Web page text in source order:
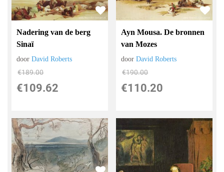
Nadering van de berg
Sinaï
doorDavid Roberts
€189.00
€109.62
Ayn Mousa. De bronnen
van Mozes
doorDavid Roberts
€190.00
€110.20